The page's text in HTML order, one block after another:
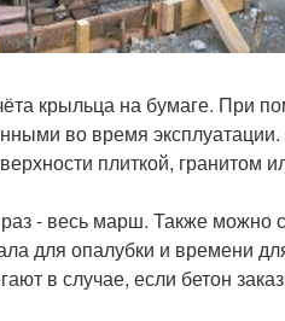
крыльца на бумаге. При
во время
плиткой, гранитом
- весь марш. Также можно
для опалубки и времени
в случае, если бетон